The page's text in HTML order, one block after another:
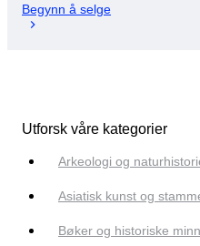
Begynn å selge
Utforsk våre kategorier
Arkeologi og
Asiatisk kunst og
Bøker og historiske